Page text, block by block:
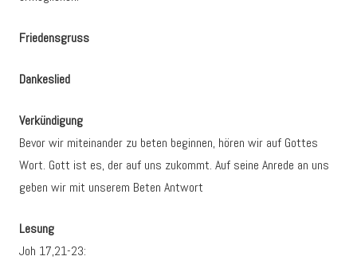
Friedensgruss
Dankeslied
Verkündigung
Bevor wir miteinander zu beten beginnen, hören wir auf Gottes
Wort. Gott ist es, der auf uns zukommt. Auf seine Anrede an uns
geben wir mit unserem Beten Antwort
Lesung
Joh 17,21-23: